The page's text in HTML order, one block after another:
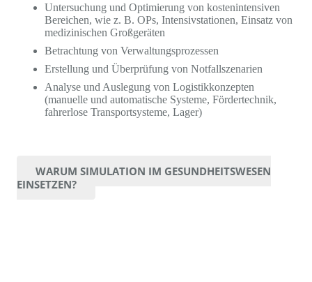
Untersuchung und Optimierung von kostenintensiven
Bereichen, wie z. B. OPs, Intensivstationen, Einsatz von
medizinischen Großgeräten
Betrachtung von Verwaltungsprozessen
Erstellung und Überprüfung von Notfallszenarien
Analyse und Auslegung von Logistikkonzepten
(manuelle und automatische Systeme, Fördertechnik,
fahrerlose Transportsysteme, Lager)
WARUM SIMULATION IM GESUNDHEITSWESEN
EINSETZEN?